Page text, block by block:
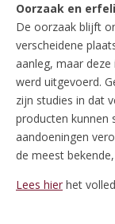
Oorzaak en
De oorzaak blijft
verscheidene
aanleg, maar
werd uitgevoerd.
zijn studies in dat
producten kunnen
aandoeningen
de meest
Lees hier het